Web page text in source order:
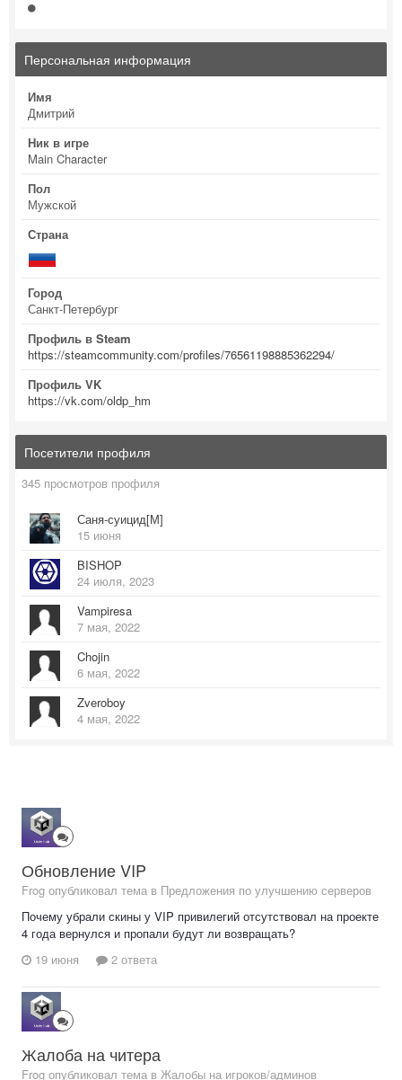
Персональная информация
Имя
Дмитрий
Ник в игре
Main Character
Пол
Мужской
Страна
Город
Санкт-Петербург
Профиль в Steam
https://steamcommunity.com/profiles/76561198885362294/
Профиль VK
https://vk.com/oldp_hm
Посетители профиля
345 просмотров профиля
Саня-суицид[М]
15 июня
BISHOP
24 июля, 2023
Vampiresa
7 мая, 2022
Chojin
6 мая, 2022
Zveroboy
4 мая, 2022
Обновление VIP
Frog опубликовал тема в Предложения по улучшению серверов
Почему убрали скины у VIP привилегий отсутствовал на проекте
4 года вернулся и пропали будут ли возвращать?
19 июня
2 ответа
Жалоба на читера
Frog опубликовал тема в Жалобы на игроков/админов